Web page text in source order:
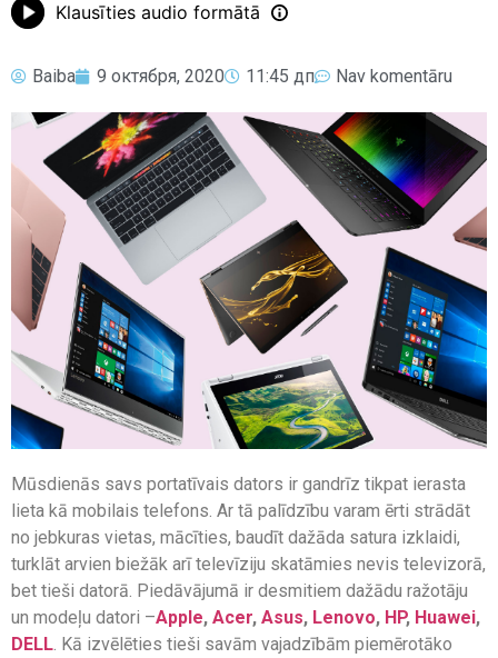
Klausīties audio formātā
Baiba 9 октября, 2020 11:45 дп Nav komentāru
Mūsdienās savs portatīvais dators ir gandrīz tikpat ierasta
lieta kā mobilais telefons. Ar tā palīdzību varam ērti strādāt
no jebkuras vietas, mācīties, baudīt dažāda satura izklaidi,
turklāt arvien biežāk arī televīziju skatāmies nevis televizorā,
bet tieši datorā. Piedāvājumā ir desmitiem dažādu ražotāju
un modeļu datori –Apple, Acer, Asus, Lenovo, HP, Huawei,
DELL . Kā izvēlēties tieši savām vajadzībām piemērotāko